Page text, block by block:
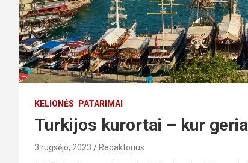
KELIONĖS PATARIMAI
Turkijos kurortai – kur
3 rugsėjo, 2023 Redaktorius